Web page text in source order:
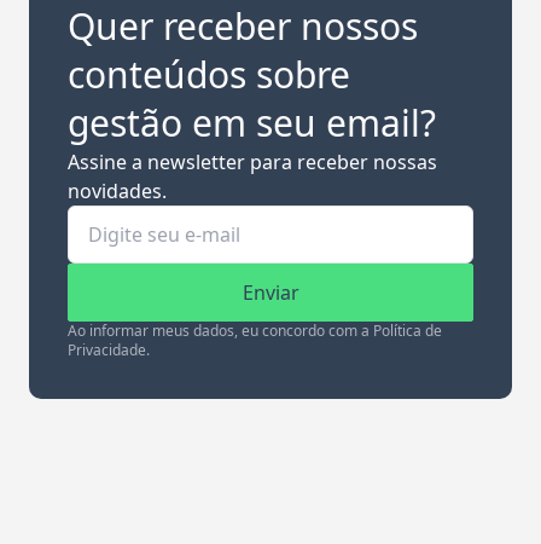
Quer receber nossos
conteúdos sobre
gestão em seu email?
Assine a newsletter para receber nossas
novidades.
Enviar
Ao informar meus dados, eu concordo com a Política de
Privacidade.